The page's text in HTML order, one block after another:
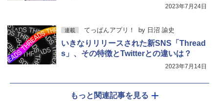
2023年7月24日
連載 てっぱんアプリ！ by 日沼 諭史
いきなりリリースされた新SNS「Thread
s」、その特徴とTwitterとの違いは？
2023年7月14日
もっと関連記事を見る